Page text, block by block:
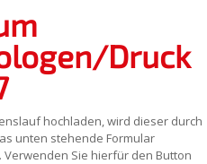
Druck
hochladen, wird dieser durch
unten stehende Formular
Sie hierfür den Button